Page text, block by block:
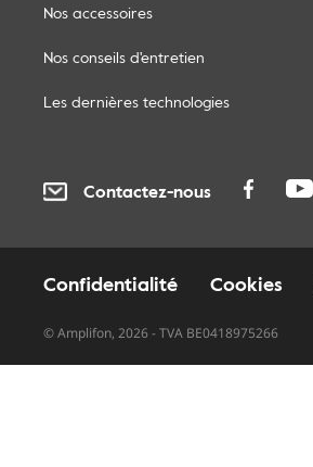
Nos accessoires
Nos conseils d'entretien
Les dernières technologies
Contactez-nous
Confidentialité Cookies
© Amplifon, 2026 - TVA BE0418975266